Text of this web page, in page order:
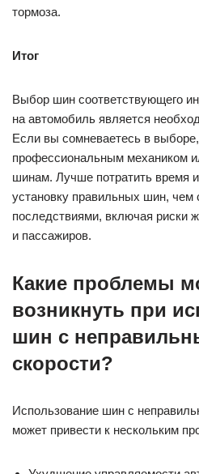
тормоза.
Итог
Выбор шин соответствующего
на автомобиль является
Если вы сомневаетесь в
профессиональным механиком
шинам. Лучше потратить время
установку правильных шин, чем
последствиями, включая риски
и пассажиров.
Какие проблемы
возникнуть при
шин с
скорости?
Использование шин с
может привести к нескольким